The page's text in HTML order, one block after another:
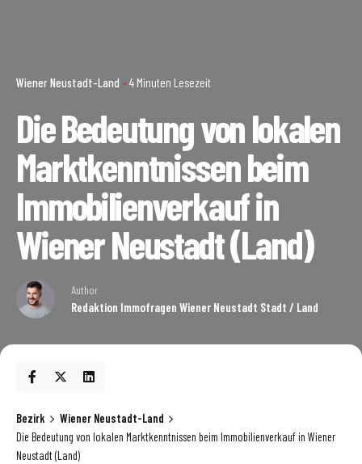
Wiener Neustadt-Land 4 Minuten Lesezeit
Die Bedeutung von lokalen
Marktkenntnissen beim
Immobilienverkauf in
Wiener Neustadt (Land)
Author
Redaktion Immofragen Wiener Neustadt Stadt / Land
Bezirk
Wiener Neustadt-Land
Die Bedeutung von lokalen Marktkenntnissen beim Immobilienverkauf in Wiener
Neustadt (Land)